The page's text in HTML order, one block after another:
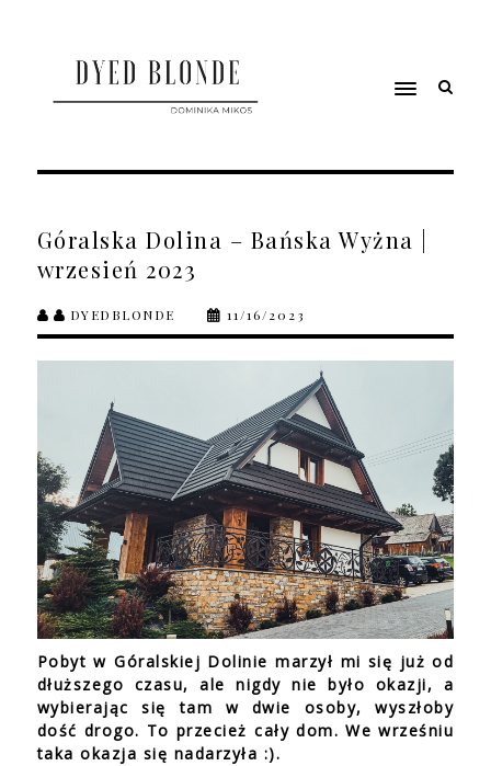
Góralska Dolina – Bańska Wyżna |
wrzesień 2023
DYEDBLONDE 11/16/2023
Pobyt w Góralskiej Dolinie marzył mi się już od
dłuższego czasu, ale nigdy nie było okazji, a
wybierając się tam w dwie osoby, wyszłoby
dość drogo. To przecież cały dom. We wrześniu
taka okazja się nadarzyła :).